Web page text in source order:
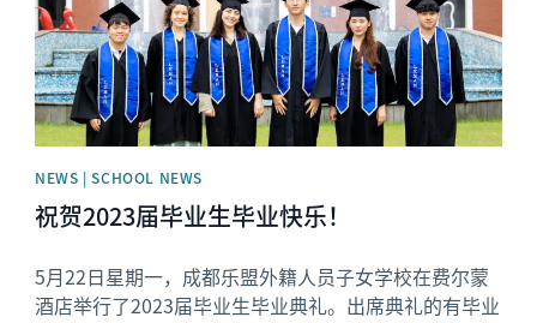
NEWS | SCHOOL NEWS
祝贺2023届毕业生毕业快乐！
5月22日星期一，成都乐盟外籍人员子女学校在费尔蒙
酒店举行了2023届毕业生毕业典礼。出席典礼的有毕业